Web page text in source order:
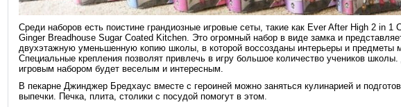
Среди наборов есть поистине грандиозные игровые сеты, такие как Ever After High 2 in 1
Ginger Breadhouse Sugar Coated Kitchen. Это огромный набор в виде замка и
двухэтажную уменьшенную копию школы, в которой воссозданы интерьеры и предметы
Специальные крепления позволят привлечь в игру большое количество учеников школы.
игровым набором будет веселым и интересным.
В пекарне Джинджер Бредхаус вместе с героиней можно заняться кулинарией и
выпечки. Печка, плита, столики с посудой помогут в этом.